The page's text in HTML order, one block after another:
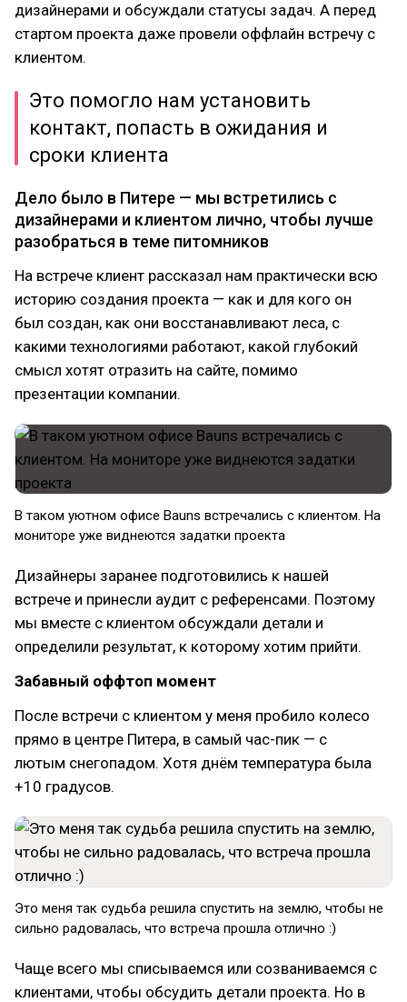
дизайнерами и обсуждали статусы задач. А перед
стартом проекта даже провели оффлайн встречу с
клиентом.
Это помогло нам установить
контакт, попасть в ожидания и
сроки клиента
Дело было в Питере — мы встретились с
дизайнерами и клиентом лично, чтобы лучше
разобраться в теме питомников
На встрече клиент рассказал нам практически всю
историю создания проекта — как и для кого он
был создан, как они восстанавливают леса, с
какими технологиями работают, какой глубокий
смысл хотят отразить на сайте, помимо
презентации компании.
В таком уютном офисе Bauns встречались с клиентом. На
мониторе уже виднеются задатки проекта
Дизайнеры заранее подготовились к нашей
встрече и принесли аудит с референсами. Поэтому
мы вместе с клиентом обсуждали детали и
определили результат, к которому хотим прийти.
Забавный оффтоп момент
После встречи с клиентом у меня пробило колесо
прямо в центре Питера, в самый час-пик — с
лютым снегопадом. Хотя днём температура была
+10 градусов.
Это меня так судьба решила спустить на землю, чтобы не
сильно радовалась, что встреча прошла отлично :)
Чаще всего мы списываемся или созваниваемся с
клиентами, чтобы обсудить детали проекта. Но в